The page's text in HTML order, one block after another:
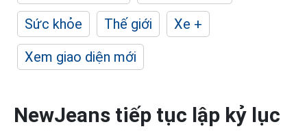
Sức khỏe
Thế giới
Xe +
Xem giao diện mới
NewJeans tiếp tục lập kỷ lục